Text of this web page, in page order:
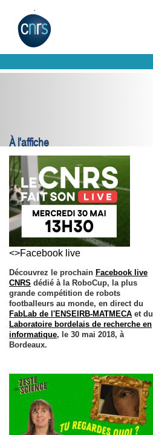
À l'affiche
<>Facebook live
Découvrez le prochain Facebook live
CNRS dédié à la RoboCup, la plus
grande compétition de robots
footballeurs au monde, en direct du
FabLab de l'ENSEIRB-MATMECA et du
Laboratoire bordelais de recherche en
informatique, le 30 mai 2018, à
Bordeaux.